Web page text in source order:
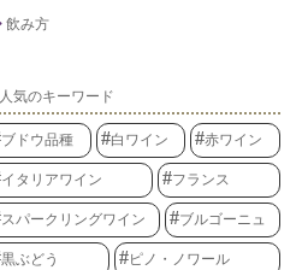
飲み方
人気のキーワード
ブドウ品種 白ワイン 赤ワイン
イタリアワイン フランス
スパークリングワイン ブルゴーニュ
黒ぶどう ピノ・ノワール